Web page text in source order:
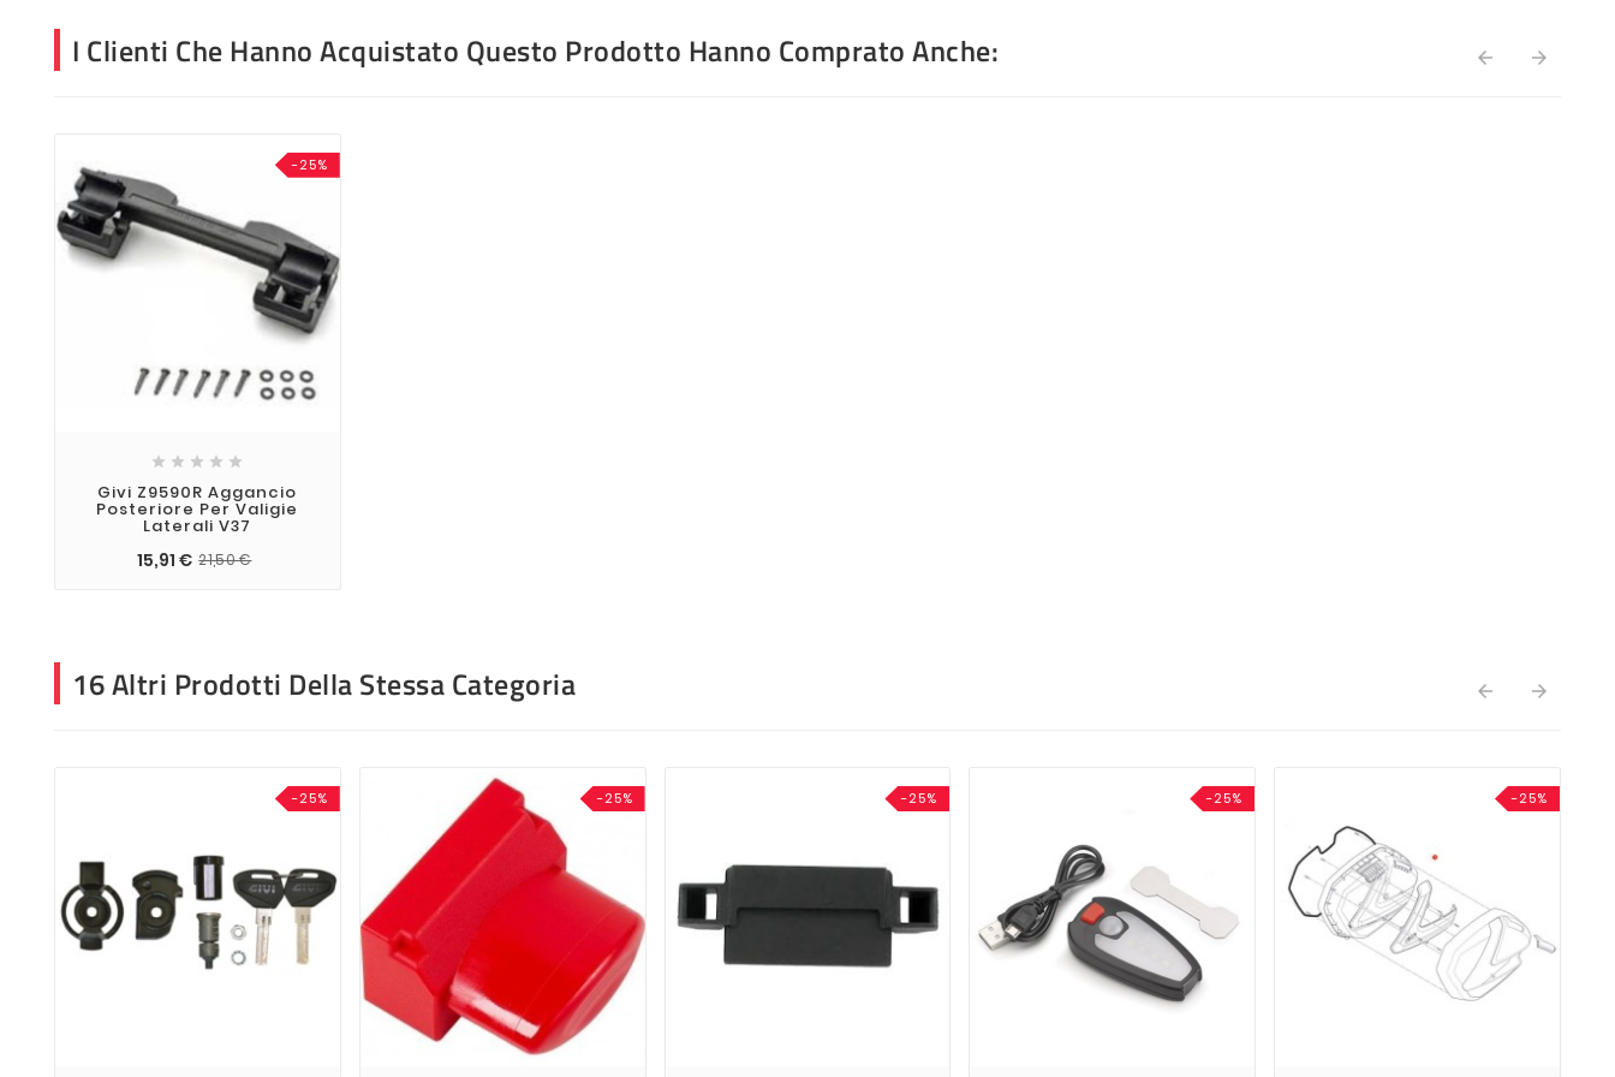
I Clienti Che Hanno Acquistato Questo Prodotto Hanno Comprato Anche:  
-25%
    
Givi Z9590R Aggancio
Posteriore Per Valigie
Laterali V37
15,91 € 21,50 €
16 Altri Prodotti Della Stessa Categoria  
-25% -25% -25% -25% -25%